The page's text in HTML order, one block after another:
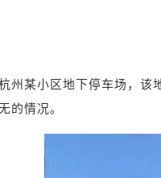
州 某小区地下停车场， 该
的情况。